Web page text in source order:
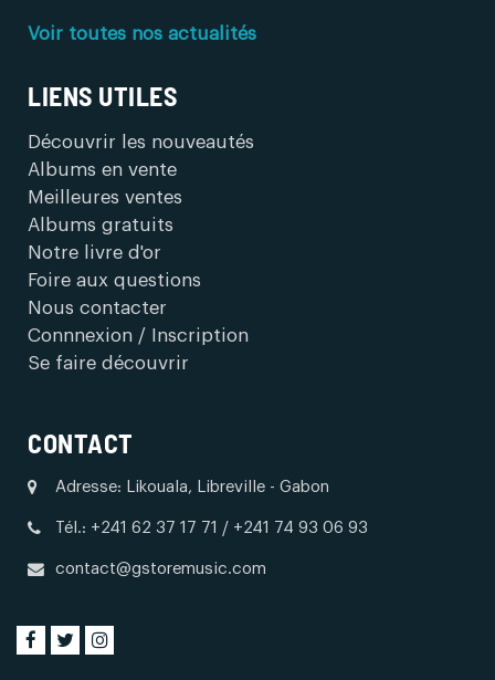
Voir toutes nos actualités
LIENS UTILES
Découvrir les nouveautés
Albums en vente
Meilleures ventes
Albums gratuits
Notre livre d'or
Foire aux questions
Nous contacter
Connnexion / Inscription
Se faire découvrir
CONTACT
Adresse: Likouala, Libreville - Gabon
Tél.: +241 62 37 17 71 / +241 74 93 06 93
contact@gstoremusic.com